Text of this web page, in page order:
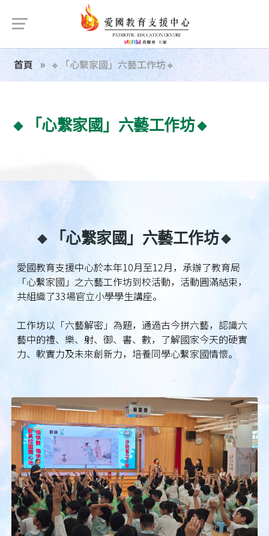
首頁 🔸「心繫家國」六藝工作坊🔸
🔸「心繫家國」六藝工作坊🔸
🔸「心繫家國」六藝工作坊🔸
愛國教育支援中心於本年10月至12月，承辦了教育局
「心繫家國」之六藝工作坊到校活動，活動圓滿結束，
共組織了33場官立小學學生講座。
工作坊以「六藝解密」為題，通過古今拼六藝，認識六
藝中的禮、樂、射、御、書、數，了解國家今天的硬實
力、軟實力及未來創新力，培養同學心繫家國情懷。